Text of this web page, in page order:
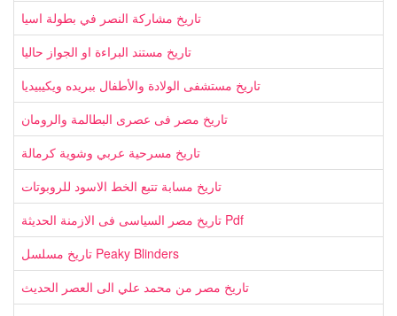
تاريخ مشاركة النصر في بطولة اسيا
تاريخ مستند البراءة او الجواز حاليا
تاريخ مستشفى الولادة والأطفال ببريده ويكيبيديا
تاريخ مصر فى عصرى البطالمة والرومان
تاريخ مسرحية عربي وشوية كرمالة
تاريخ مسابة تتبع الخط الاسود للروبوتات
تاريخ مصر السياسى فى الازمنة الحديثة Pdf
تاريخ مسلسل Peaky Blinders
تاريخ مصر من محمد علي الى العصر الحديث